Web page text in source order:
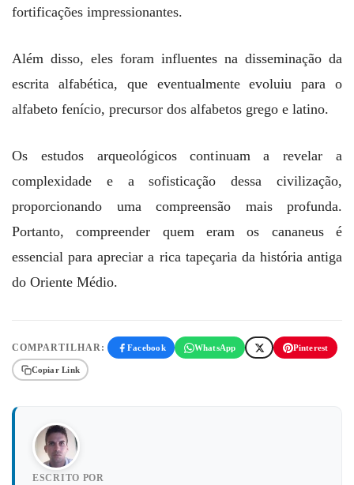
fortificações impressionantes.
Além disso, eles foram influentes na disseminação da
escrita alfabética, que eventualmente evoluiu para o
alfabeto fenício, precursor dos alfabetos grego e latino.
Os estudos arqueológicos continuam a revelar a
complexidade e a sofisticação dessa civilização,
proporcionando uma compreensão mais profunda.
Portanto, compreender quem eram os cananeus é
essencial para apreciar a rica tapeçaria da história antiga
do Oriente Médio.
COMPARTILHAR: Facebook WhatsApp Pinterest
Copiar Link
ESCRITO POR